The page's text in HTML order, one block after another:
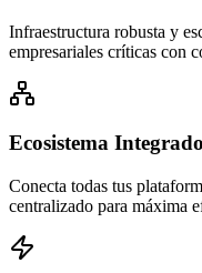
Infraestructura robusta y
empresariales críticas con
Ecosistema Integrado
Conecta todas tus
centralizado para máxima